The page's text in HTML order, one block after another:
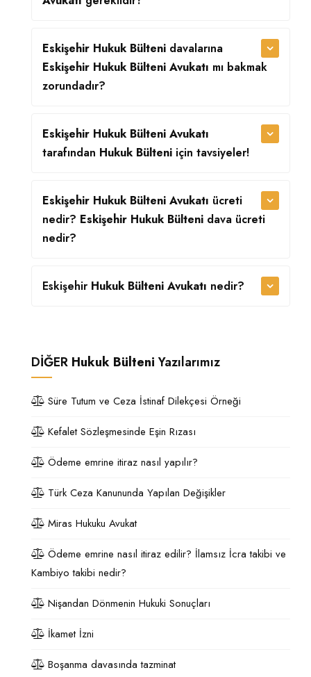
Eskişehir Hukuk Bülteni davalarına
Eskişehir Hukuk Bülteni Avukatı mı bakmak
zorundadır?
Eskişehir Hukuk Bülteni Avukatı
tarafından Hukuk Bülteni için tavsiyeler!
Eskişehir Hukuk Bülteni Avukatı ücreti
nedir? Eskişehir Hukuk Bülteni dava ücreti
nedir?
Eskişehir Hukuk Bülteni Avukatı nedir?
DİĞER Hukuk BülteniYazılarımız
Süre Tutum ve Ceza İstinaf Dilekçesi Örneği
Kefalet Sözleşmesinde Eşin Rızası
Ödeme emrine itiraz nasıl yapılır?
Türk Ceza Kanununda Yapılan Değişikler
Miras Hukuku Avukat
Ödeme emrine nasıl itiraz edilir? İlamsız İcra takibi ve
Kambiyo takibi nedir?
Nişandan Dönmenin Hukuki Sonuçları
İkamet İzni
Boşanma davasında tazminat